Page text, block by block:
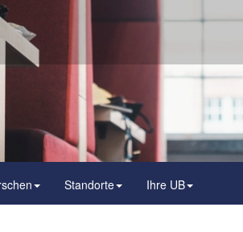
Standorte Ihre UB